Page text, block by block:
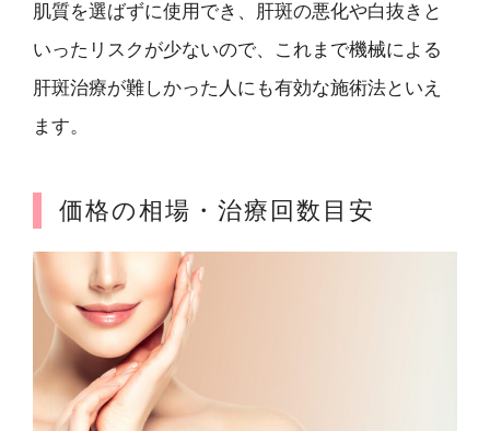
肌質を選ばずに使用でき、肝斑の悪化や白抜きと
いったリスクが少ないので、これまで機械による
肝斑治療が難しかった人にも有効な施術法といえ
ます。
価格の相場・治療回数目安